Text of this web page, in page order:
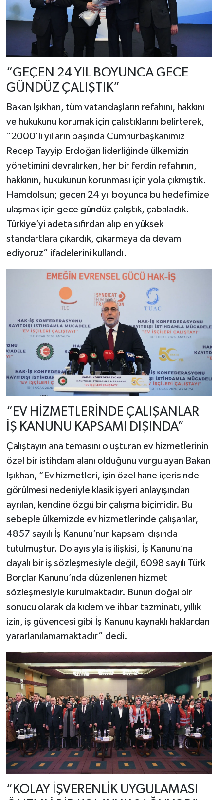
“GEÇEN 24 YIL BOYUNCA GECE
GÜNDÜZ ÇALIŞTIK”
Bakan Işıkhan, tüm vatandaşların refahını, hakkını
ve hukukunu korumak için çalıştıklarını belirterek,
“2000’li yılların başında Cumhurbaşkanımız
Recep Tayyip Erdoğan liderliğinde ülkemizin
yönetimini devralırken, her bir ferdin refahının,
hakkının, hukukunun korunması için yola çıkmıştık.
Hamdolsun; geçen 24 yıl boyunca bu hedefimize
ulaşmak için gece gündüz çalıştık, çabaladık.
Türkiye’yi adeta sıfırdan alıp en yüksek
standartlara çıkardık, çıkarmaya da devam
ediyoruz” ifadelerini kullandı.
“EV HİZMETLERİNDE ÇALIŞANLAR
İŞ KANUNU KAPSAMI DIŞINDA”
Çalıştayın ana temasını oluşturan ev hizmetlerinin
özel bir istihdam alanı olduğunu vurgulayan Bakan
Işıkhan, “Ev hizmetleri, işin özel hane içerisinde
görülmesi nedeniyle klasik işyeri anlayışından
ayrılan, kendine özgü bir çalışma biçimidir. Bu
sebeple ülkemizde ev hizmetlerinde çalışanlar,
4857 sayılı İş Kanunu’nun kapsamı dışında
tutulmuştur. Dolayısıyla iş ilişkisi, İş Kanunu’na
dayalı bir iş sözleşmesiyle değil, 6098 sayılı Türk
Borçlar Kanunu’nda düzenlenen hizmet
sözleşmesiyle kurulmaktadır. Bunun doğal bir
sonucu olarak da kıdem ve ihbar tazminatı, yıllık
izin, iş güvencesi gibi İş Kanunu kaynaklı haklardan
yararlanılamamaktadır” dedi.
“KOLAY İŞVERENLİK UYGULAMASI